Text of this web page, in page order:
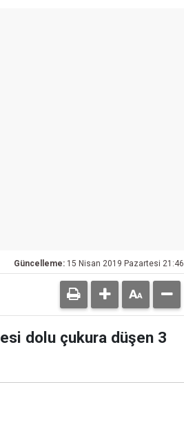
Güncelleme: 15 Nisan 2019 Pazartesi 21:46
dolu çukura düşen 3